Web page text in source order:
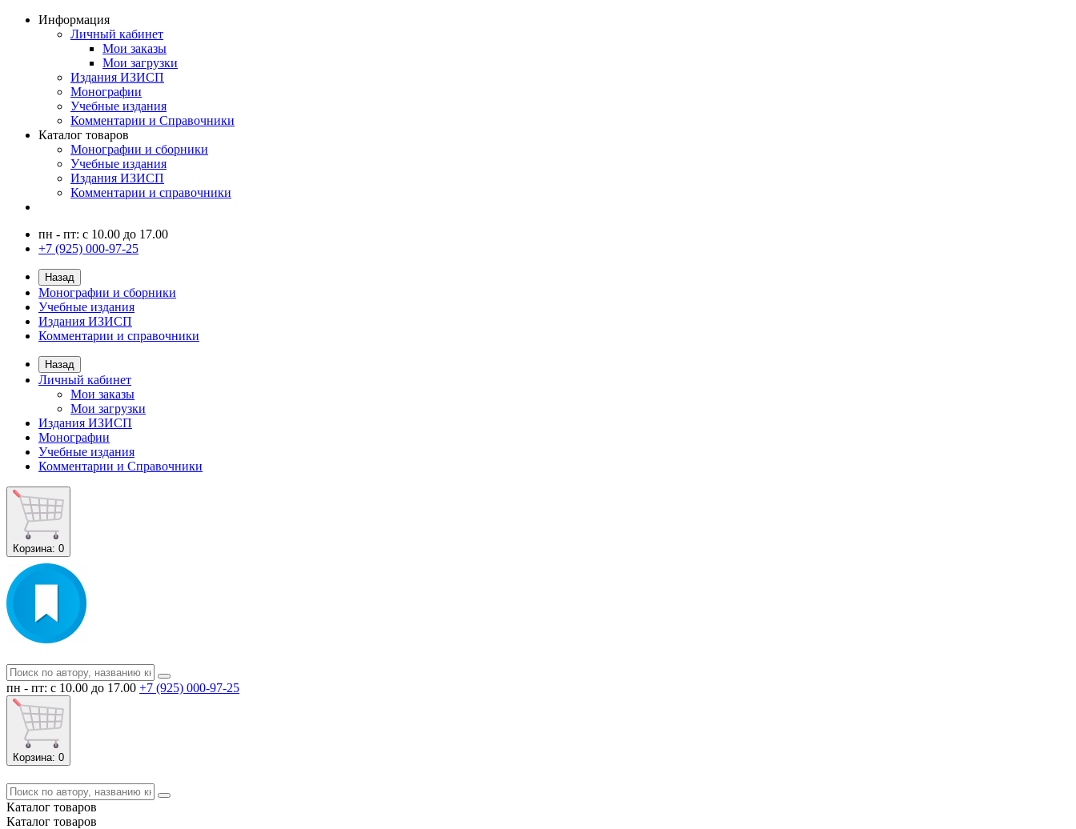
Информация
Личный кабинет
Мои заказы
Мои загрузки
Издания ИЗИСП
Монографии
Учебные издания
Комментарии и Справочники
Каталог товаров
Монографии и сборники
Учебные издания
Издания ИЗИСП
Комментарии и справочники
пн - пт: с 10.00 до 17.00
+7 (925) 000-97-25
Назад
Монографии и сборники
Учебные издания
Издания ИЗИСП
Комментарии и справочники
Назад
Личный кабинет
Мои заказы
Мои загрузки
Издания ИЗИСП
Монографии
Учебные издания
Комментарии и Справочники
Корзина: 0
пн - пт: с 10.00 до 17.00 +7 (925) 000-97-25
Корзина: 0
Каталог товаров
Каталог товаров